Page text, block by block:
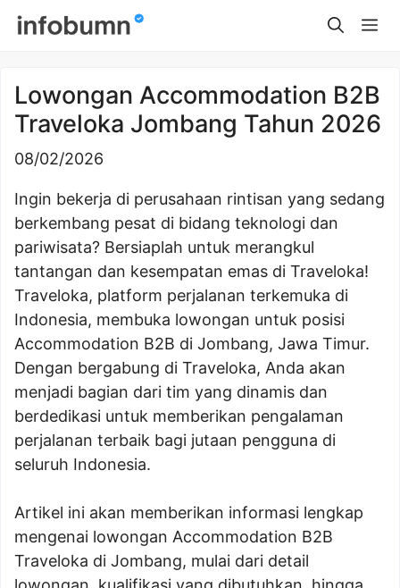
Skip
Lowongan Accommodation B2B
Traveloka Jombang Tahun 2026
08/02/2026
Ingin bekerja di perusahaan rintisan yang sedang
berkembang pesat di bidang teknologi dan
pariwisata? Bersiaplah untuk merangkul
tantangan dan kesempatan emas di Traveloka!
Traveloka, platform perjalanan terkemuka di
Indonesia, membuka lowongan untuk posisi
Accommodation B2B di Jombang, Jawa Timur.
Dengan bergabung di Traveloka, Anda akan
menjadi bagian dari tim yang dinamis dan
berdedikasi untuk memberikan pengalaman
perjalanan terbaik bagi jutaan pengguna di
seluruh Indonesia.
Artikel ini akan memberikan informasi lengkap
mengenai lowongan Accommodation B2B
Traveloka di Jombang, mulai dari detail